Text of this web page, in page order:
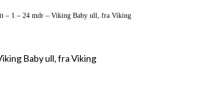
– 1 – 24 mdr – Viking Baby ull, fra Viking
Baby ull, fra Viking